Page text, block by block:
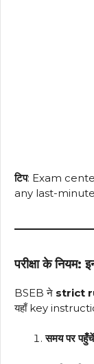
टिप: Exam
any last-minute
परीक्षा के नियम:
BSEB ने strict
यहाँ key
समय पर पहुँचें